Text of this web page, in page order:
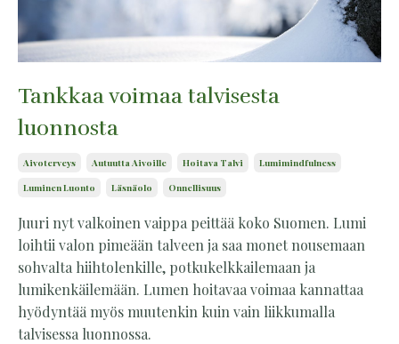
Tankkaa voimaa talvisesta
luonnosta
Aivoterveys Autuutta Aivoille Hoitava Talvi
Lumimindfulness
Luminen Luonto
Läsnäolo Onnellisuus
Juuri nyt valkoinen vaippa peittää koko Suomen. Lumi
loihtii valon pimeään talveen ja saa monet nousemaan
sohvalta hiihtolenkille, potkukelkkailemaan ja
lumikenkäilemään. Lumen hoitavaa voimaa kannattaa
hyödyntää myös muutenkin kuin vain liikkumalla
talvisessa luonnossa.